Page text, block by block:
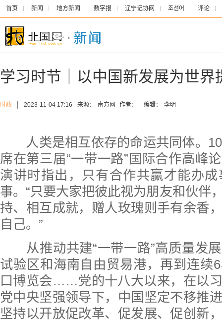
首页 新闻 地方新闻 数字报 辽宁记协网 조선어 评论
学习时节｜以中国新发展为世界
时政 2023-11-04 17:16 来源： 南方网 作者： 编辑： 李明
人类是相互依存的命运共同体。10
席在第三届“一带一路”国际合作高峰
演讲时指出，只有合作共赢才能办
事。“只要大家把彼此视为朋友和伙伴
持、相互成就，赠人玫瑰则手有余香
自己。”
从推动共建“一带一路”高质量发展
试验区和海南自由贸易港，再到连续
口博览会……党的十八大以来，在以
党中央坚强领导下，中国坚定不移推
坚持以开放促改革、促发展、促创新